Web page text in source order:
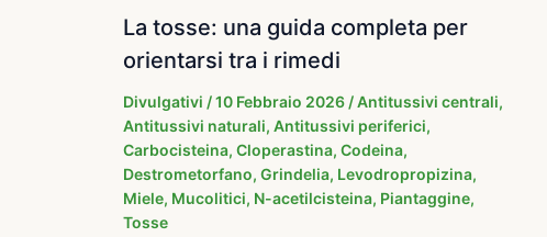
La tosse: una guida completa per
orientarsi tra i rimedi
Divulgativi /10 Febbraio 2026 /Antitussivi centrali,
Antitussivi naturali, Antitussivi periferici,
Carbocisteina, Cloperastina, Codeina,
Destrometorfano, Grindelia, Levodropropizina,
Miele, Mucolitici, N-acetilcisteina, Piantaggine,
Tosse